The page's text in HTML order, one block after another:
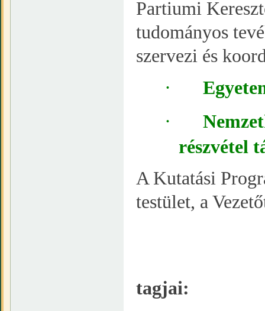
Partiumi
tudományos
szervezi és
·
·
részvétel
A Kutatási
testület, a
tagjai: